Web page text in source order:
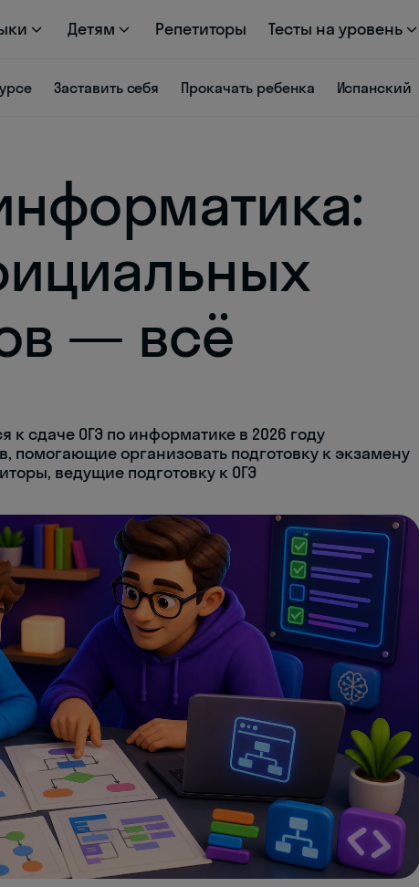
Детям Репетиторы Тесты на уровень
Заставить себя Прокачать ребенка Испанский
— всё
к сдаче ОГЭ по информатике в 2026 году
помогающие организовать подготовку к экзамену
ведущие подготовку к ОГЭ